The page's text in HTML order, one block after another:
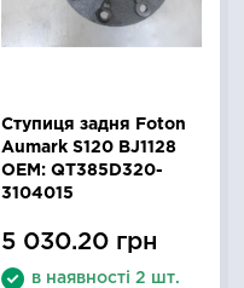
Ступиця задня Foton
Aumark S120 BJ1128
OEM: QT385D320-
3104015
5 030.20 грн
в наявності 2 шт.